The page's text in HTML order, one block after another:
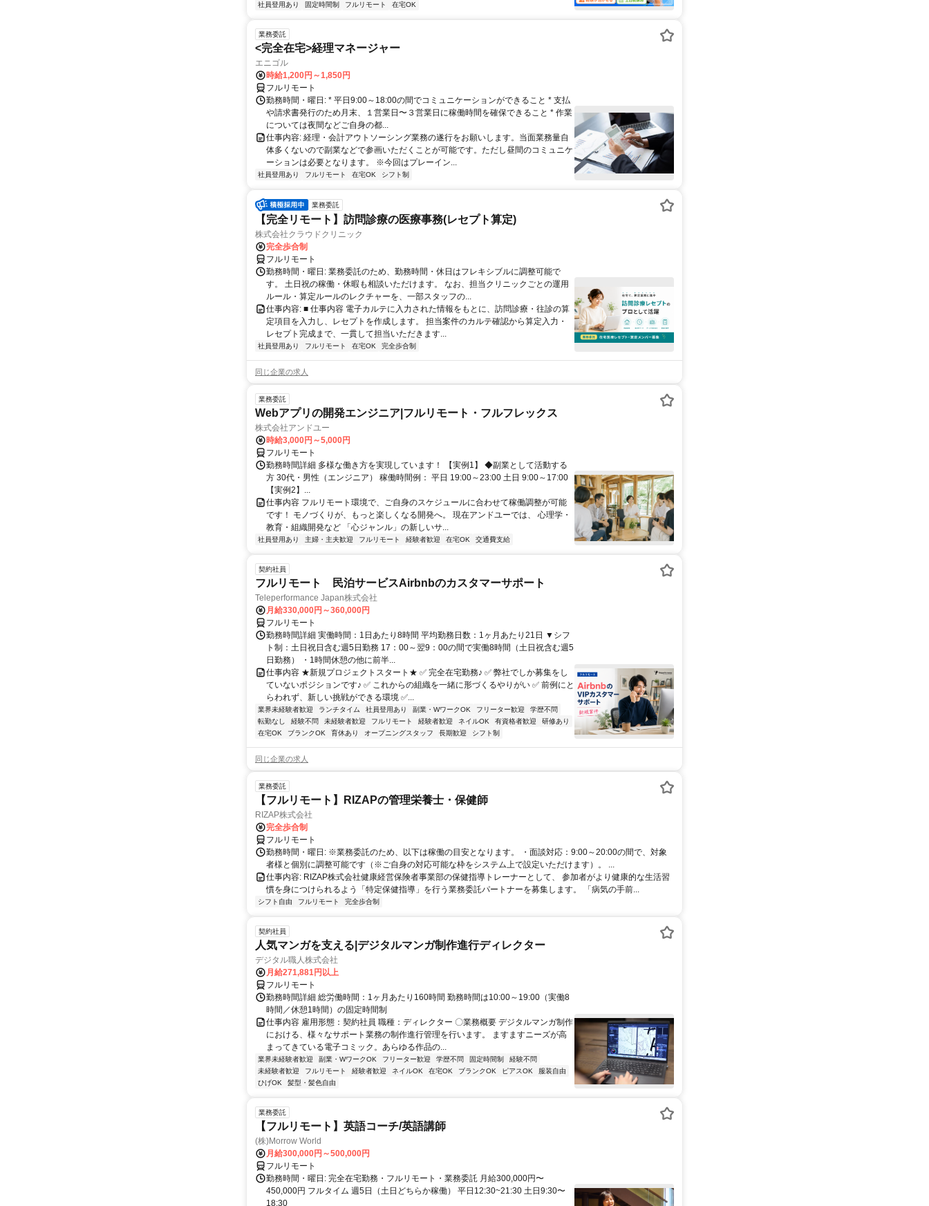
社員登用あり 固定時間制 フルリモート 在宅OK
業務委託
<完全在宅>経理マネージャー
エニゴル
時給1,200円～1,850円
フルリモート
勤務時間・曜日: * 平日9:00～18:00の間でコミュニケーションができること * 支払
や請求書発行のため月末、１営業日〜３営業日に稼働時間を確保できること * 作業
については夜間などご自身の都...
仕事内容: 経理・会計アウトソーシング業務の遂行をお願いします。当面業務量自
体多くないので副業などで参画いただくことが可能です。ただし昼間のコミュニケ
ーションは必要となります。 ※今回はプレーイン...
社員登用あり フルリモート 在宅OK シフト制
業務委託
【完全リモート】訪問診療の医療事務(レセプト算定)
株式会社クラウドクリニック
完全歩合制
フルリモート
勤務時間・曜日: 業務委託のため、勤務時間・休日はフレキシブルに調整可能で
す。 土日祝の稼働・休暇も相談いただけます。 なお、担当クリニックごとの運用
ルール・算定ルールのレクチャーを、一部スタッフの...
仕事内容: ■ 仕事内容 電子カルテに入力された情報をもとに、訪問診療・往診の算
定項目を入力し、レセプトを作成します。 担当案件のカルテ確認から算定入力・
レセプト完成まで、一貫して担当いただきます...
社員登用あり フルリモート 在宅OK 完全歩合制
同じ企業の求人
業務委託
Webアプリの開発エンジニア|フルリモート・フルフレックス
株式会社アンドユー
時給3,000円～5,000円
フルリモート
勤務時間詳細 多様な働き方を実現しています！ 【実例1】 ◆副業として活動する
方 30代・男性（エンジニア） 稼働時間例： 平日 19:00～23:00 土日 9:00～17:00
【実例2】...
仕事内容 フルリモート環境で、ご自身のスケジュールに合わせて稼働調整が可能
です！ モノづくりが、もっと楽しくなる開発へ。 現在アンドユーでは、 心理学・
教育・組織開発など 「心ジャンル」の新しいサ...
社員登用あり 主婦・主夫歓迎 フルリモート 経験者歓迎 在宅OK 交通費支給
契約社員
フルリモート 民泊サービスAirbnbのカスタマーサポート
Teleperformance Japan株式会社
月給330,000円～360,000円
フルリモート
勤務時間詳細 実働時間：1日あたり8時間 平均勤務日数：1ヶ月あたり21日 ▼シフ
ト制：土日祝日含む週5日勤務 17：00～翌9：00の間で実働8時間（土日祝含む週5
日勤務） ・1時間休憩の他に前半...
仕事内容 ★新規プロジェクトスタート★ ✅ 完全在宅勤務♪ ✅ 弊社でしか募集をし
ていないポジションです♪ ✅ これからの組織を一緒に形づくるやりがい ✅ 前例にと
らわれず、新しい挑戦ができる環境 ✅...
業界未経験者歓迎 ランチタイム 社員登用あり 副業・WワークOK フリーター歓迎
学歴不問
転勤なし
経験不問 未経験者歓迎 フルリモート 経験者歓迎 ネイルOK 有資格者歓迎
研修あり
在宅OK
ブランクOK 育休あり オープニングスタッフ 長期歓迎 シフト制
同じ企業の求人
業務委託
【フルリモート】RIZAPの管理栄養士・保健師
RIZAP株式会社
完全歩合制
フルリモート
勤務時間・曜日: ※業務委託のため、以下は稼働の目安となります。 ・面談対応：9:00～20:00の間で、対象
者様と個別に調整可能です（※ご自身の対応可能な枠をシステム上で設定いただけます）。 ...
仕事内容: RIZAP株式会社健康経営保険者事業部の保健指導トレーナーとして、 参加者がより健康的な生活習
慣を身につけられるよう「特定保健指導」を行う業務委託パートナーを募集します。 「病気の手前...
シフト自由 フルリモート 完全歩合制
契約社員
人気マンガを支える|デジタルマンガ制作進行ディレクター
デジタル職人株式会社
月給271,881円以上
フルリモート
勤務時間詳細 総労働時間：1ヶ月あたり160時間 勤務時間は10:00～19:00（実働8
時間／休憩1時間）の固定時間制
仕事内容 雇用形態：契約社員 職種：ディレクター 〇業務概要 デジタルマンガ制作
における、様々なサポート業務の制作進行管理を行います。 ますますニーズが高
まってきている電子コミック。あらゆる作品の...
業界未経験者歓迎 副業・WワークOK フリーター歓迎 学歴不問 固定時間制
経験不問
未経験者歓迎
フルリモート 経験者歓迎 ネイルOK 在宅OK ブランクOK ピアスOK
服装自由
ひげOK
髪型・髪色自由
業務委託
【フルリモート】英語コーチ/英語講師
(株)Morrow World
月給300,000円～500,000円
フルリモート
勤務時間・曜日: 完全在宅勤務・フルリモート・業務委託 月給300,000円〜
450,000円 フルタイム 週5日（土日どちらか稼働） 平日12:30~21:30 土日9:30〜
18:30